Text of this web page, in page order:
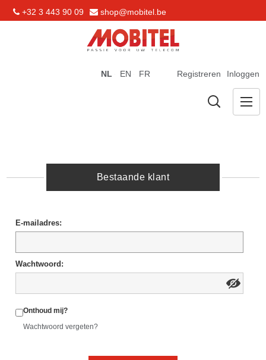
+32 3 443 90 09 shop@mobitel.be
Registreren Inloggen
NL EN FR
Bestaande klant
E-mailadres:
Wachtwoord:
Onthoud mij?
Wachtwoord vergeten?